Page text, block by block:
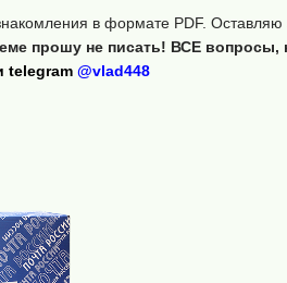
в формате PDF. Оставляю
прошу не писать! ВСЕ
telegram @vlad448